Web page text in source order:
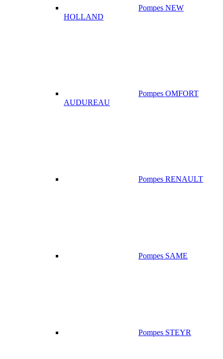
Pompes NEW
HOLLAND
Pompes OMFORT
AUDUREAU
Pompes RENAULT
Pompes SAME
Pompes STEYR